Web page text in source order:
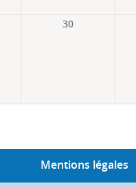
30
Mentions légales